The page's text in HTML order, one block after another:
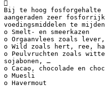

Bij te hoog fosforgehalte
aangeraden zeer
voedingsmiddelen te mijden
o Smelt- en smeerkazen
o Orgaanvlees zoals
o Wild zoals hert, ree,
o Peulvruchten zoals
sojabonen, …
o Cacao, chocolade en
o Muesli
o Havermout